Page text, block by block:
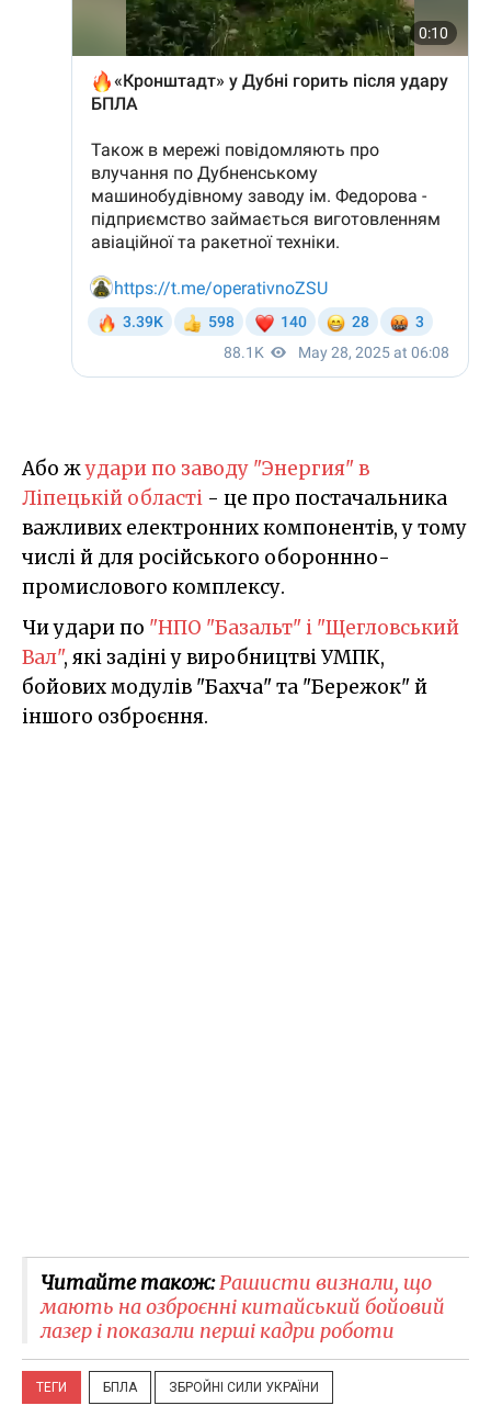
Або жудари по заводу "Энергия" в
Ліпецькій області - це про постачальника
важливих електронних компонентів, у тому
числі й для російського обороннно-
промислового комплексу.
Чи удари по "НПО "Базальт" і "Щегловський
Вал", які задіні у виробництві УМПК,
бойових модулів "Бахча" та "Бережок" й
іншого озброєння.
Читайте також:Рашисти визнали, що
мають на озброєнні китайський бойовий
лазер і показали перші кадри роботи
ТЕГИ БПЛА ЗБРОЙНІ СИЛИ УКРАЇНИ